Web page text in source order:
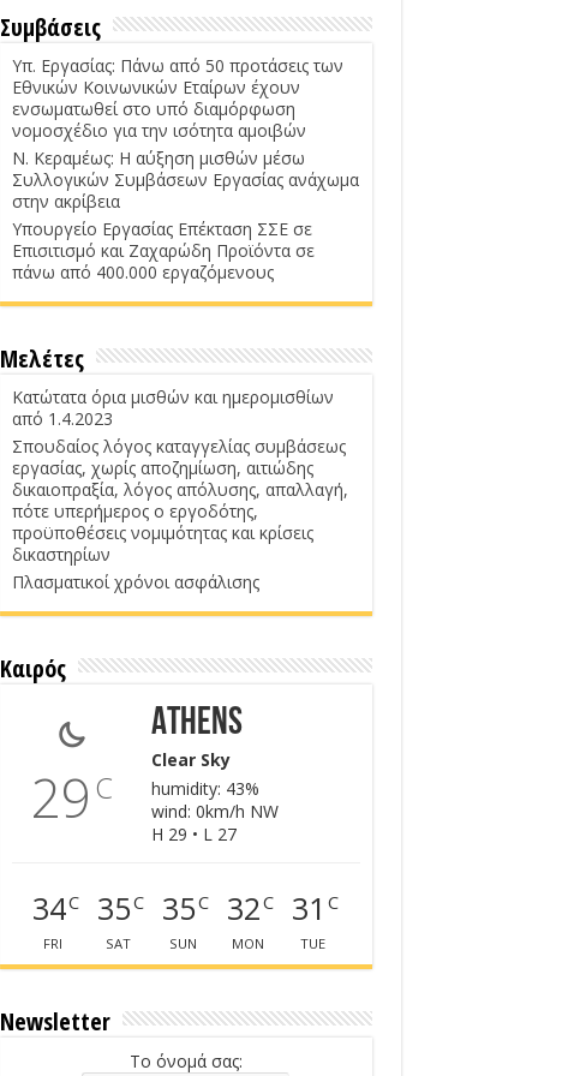
Συμβάσεις
Υπ. Εργασίας: Πάνω από 50 προτάσεις των
Εθνικών Κοινωνικών Εταίρων έχουν
ενσωματωθεί στο υπό διαμόρφωση
νομοσχέδιο για την ισότητα αμοιβών
Ν. Κεραμέως: Η αύξηση μισθών μέσω
Συλλογικών Συμβάσεων Εργασίας ανάχωμα
στην ακρίβεια
Υπουργείο Εργασίας Επέκταση ΣΣΕ σε
Επισιτισμό και Ζαχαρώδη Προϊόντα σε
πάνω από 400.000 εργαζόμενους
Μελέτες
Κατώτατα όρια μισθών και ημερομισθίων
από 1.4.2023
Σπουδαίος λόγος καταγγελίας συμβάσεως
εργασίας, χωρίς αποζημίωση, αιτιώδης
δικαιοπραξία, λόγος απόλυσης, απαλλαγή,
πότε υπερήμερος ο εργοδότης,
προϋποθέσεις νομιμότητας και κρίσεις
δικαστηρίων
Πλασματικοί χρόνοι ασφάλισης
Καιρός
29 C
Athens
Clear Sky
humidity: 43%
wind: 0km/h NW
H 29 • L 27
34C
FRI
35C
SAT
35C
SUN
32C
MON
31 C
TUE
Newsletter
Το όνομά σας: